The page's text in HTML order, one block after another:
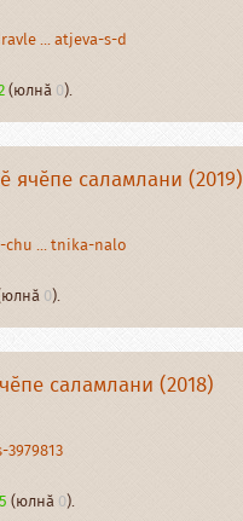
... atjeva-s-d
(юлнӑ0).
ячӗпе саламлани (2019)
... tnika-nalo
0).
саламлани (2018)
(юлнӑ0).